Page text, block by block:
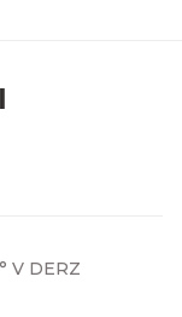
V DERZ